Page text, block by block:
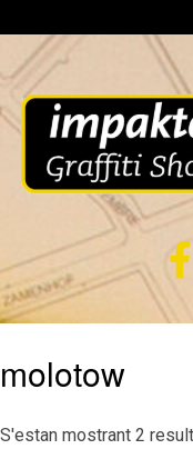
to
content
Navigation
Menu
molotow
S'estan mostrant 2